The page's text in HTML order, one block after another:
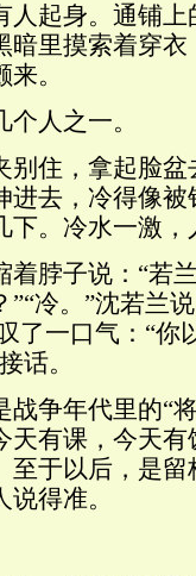
人起身。通铺
暗里摸索着穿
。
人之一。
别住，拿起脸
进去，冷得像
下。冷水一激，
着脖子说：“若
冷。”沈若兰
了一口气：“你
话。
争年代里的“
天有课，今天
至于以后，是
得准。